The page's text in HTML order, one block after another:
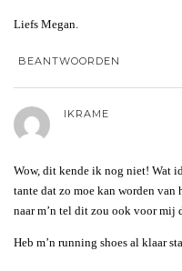
Liefs Megan.
BEANTWOORDEN
IKRAME
Wow, dit kende ik nog niet! Wat
tante dat zo moe kan worden van
naar m’n tel dit zou ook voor mij
Heb m’n running shoes al klaar